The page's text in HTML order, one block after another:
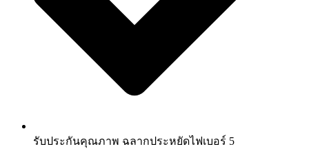
รับประกันคุณภาพ ฉลากประหยัดไฟเบอร์ 5